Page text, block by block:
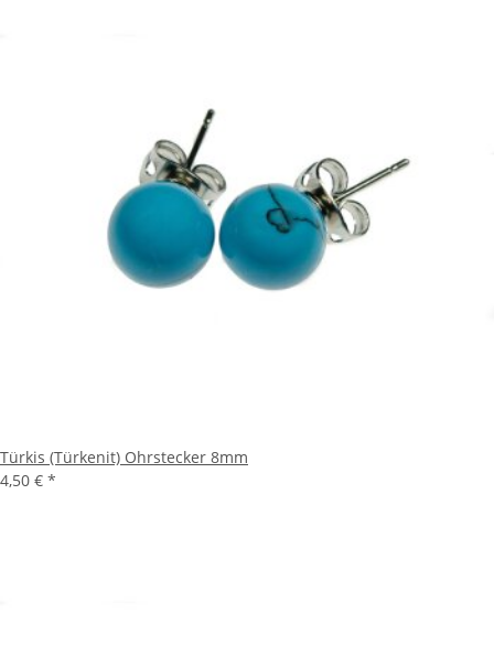
Türkis (Türkenit) Ohrstecker 8mm
4,50 € *